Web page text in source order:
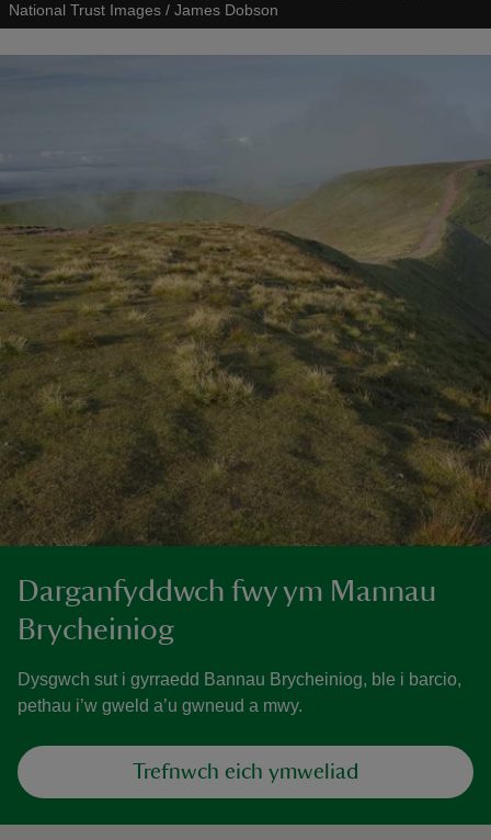
National Trust Images / James Dobson
Darganfyddwch fwy ym Mannau
Brycheiniog
Dysgwch sut i gyrraedd Bannau Brycheiniog, ble i barcio,
pethau i’w gweld a’u gwneud a mwy.
Trefnwch eich ymweliad